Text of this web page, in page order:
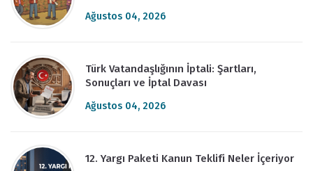
Ağustos 04, 2026
Türk Vatandaşlığının İptali: Şartları,
Sonuçları ve İptal Davası
Ağustos 04, 2026
12. Yargı Paketi Kanun Teklifi Neler İçeriyor